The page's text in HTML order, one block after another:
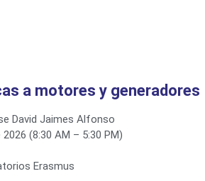
a motores y generadores
David Jaimes Alfonso
(8:30 AM – 5:30 PM)
Erasmus